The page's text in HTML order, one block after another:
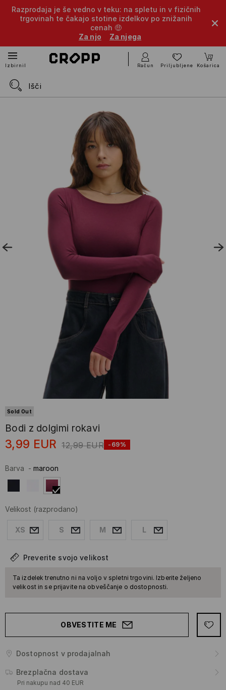
Razprodaja je še vedno v teku: na spletu in v fizičnih
trgovinah te čakajo stotine izdelkov po znižanih
cenah 🤑
Za njo
Za njega
Izbirnik Račun Priljubljene Košarica
Sold Out
Bodi z dolgimi rokavi
3,99 EUR 12,99 EUR -69%
Barva - maroon
Velikost (razprodano)
XS S M L
Preverite svojo velikost
Ta izdelek trenutno ni na voljo v spletni trgovini. Izberite željeno
velikost in se prijavite na obveščanje o dostopnosti.
OBVESTITE ME
Dostopnost v prodajalnah
Brezplačna dostava
Pri nakupu nad 40 EUR